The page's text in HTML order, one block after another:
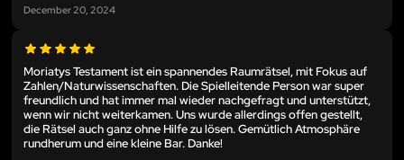
December 20, 2024
Moriatys Testament ist ein spannendes Raumrätsel, mit Fokus auf
Zahlen/Naturwissenschaften. Die Spielleitende Person war super
freundlich und hat immer mal wieder nachgefragt und unterstützt,
wenn wir nicht weiterkamen. Uns wurde allerdings offen gestellt,
die Rätsel auch ganz ohne Hilfe zu lösen. Gemütlich Atmosphäre
rundherum und eine kleine Bar. Danke!